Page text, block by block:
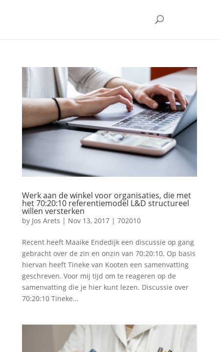
Werk aan de winkel voor organisaties, die met
het 70:20:10 referentiemodel L&D structureel
willen versterken
by Jos Arets | Nov 13, 2017| 702010
Recent heeft Maaike Endedijk een discussie op gang
gebracht over de zin en onzin van 70:20:10. Op basis
hiervan heeft Tineke van Kooten een samenvatting
geschreven. Voor mij tijd om te reageren op de
samenvatting die je hier kunt lezen. Discussie over
70:20:10 Tineke...